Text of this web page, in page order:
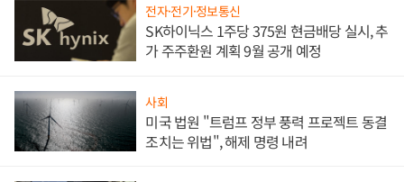
전자·전기·정보통신
SK하이닉스 1주당 375원 현금배당 실시, 추
가 주주환원 계획 9월 공개 예정
사회
미국 법원 "트럼프 정부 풍력 프로젝트 동결
조치는 위법", 해제 명령 내려